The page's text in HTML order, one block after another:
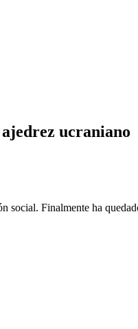
ucraniano
social. Finalmente ha